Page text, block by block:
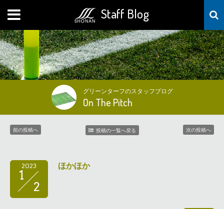
Staff Blog
MENU
グリーンターフのスタッフブログ
On The Pitch
前の投稿へ 投稿の一覧へ戻る 次の投稿へ
2023
1
2
ほかほか